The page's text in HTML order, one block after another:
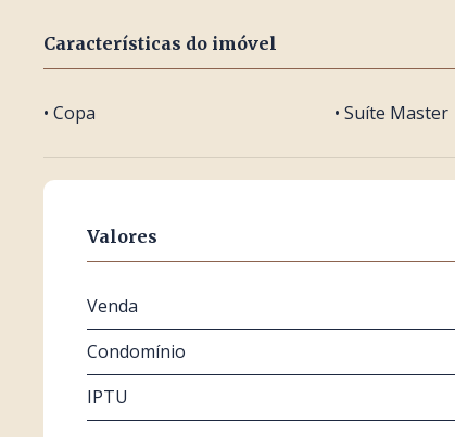
Características do imóvel
• Copa • Suíte Master
Valores
Venda
Condomínio
IPTU